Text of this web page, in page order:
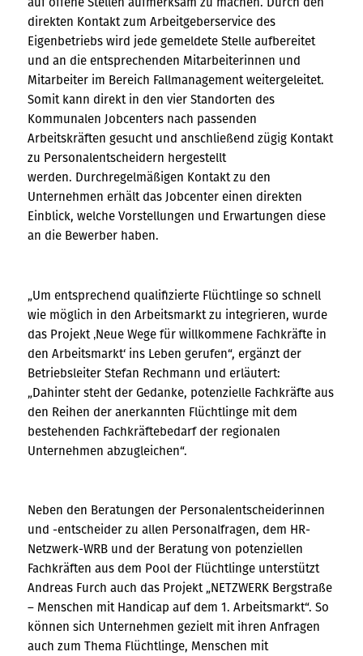
direkten Kontakt zum Arbeitgeberservice des
Eigenbetriebs wird jede gemeldete Stelle aufbereitet
und an die entsprechenden Mitarbeiterinnen und
Mitarbeiter im Bereich Fallmanagement weitergeleitet.
Somit kann direkt in den vier Standorten des
Kommunalen Jobcenters nach passenden
Arbeitskräften gesucht und anschließend zügig Kontakt
zu Personalentscheidern hergestellt
werden. Durchregelmäßigen Kontakt zu den
Unternehmen erhält das Jobcenter einen direkten
Einblick, welche Vorstellungen und Erwartungen diese
an die Bewerber haben.
„Um entsprechend qualifizierte Flüchtlinge so schnell
wie möglich in den Arbeitsmarkt zu integrieren, wurde
das Projekt ‚Neue Wege für willkommene Fachkräfte in
den Arbeitsmarkt‘ ins Leben gerufen“, ergänzt der
Betriebsleiter Stefan Rechmann und erläutert:
„Dahinter steht der Gedanke, potenzielle Fachkräfte aus
den Reihen der anerkannten Flüchtlinge mit dem
bestehenden Fachkräftebedarf der regionalen
Unternehmen abzugleichen“.
Neben den Beratungen der Personalentscheiderinnen
und -entscheider zu allen Personalfragen, dem HR-
Netzwerk-WRB und der Beratung von potenziellen
Fachkräften aus dem Pool der Flüchtlinge unterstützt
Andreas Furch auch das Projekt „NETZWERK Bergstraße
– Menschen mit Handicap auf dem 1. Arbeitsmarkt“. So
können sich Unternehmen gezielt mit ihren Anfragen
auch zum Thema Flüchtlinge, Menschen mit